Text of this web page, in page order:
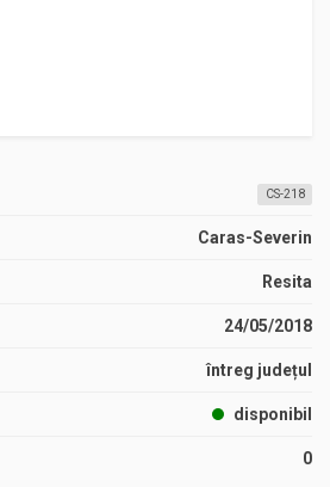
CS-218
Caras-Severin
Resita
24/05/2018
întreg județul
disponibil
0